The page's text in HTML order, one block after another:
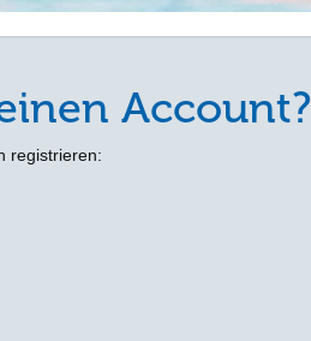
Account?
registrieren: